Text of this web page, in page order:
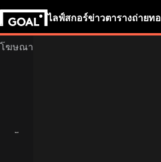
ไลฟ์สกอร์ข่าวตารางถ่ายท